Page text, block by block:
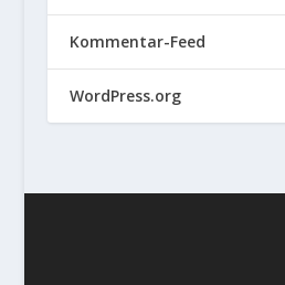
Kommentar-Feed
WordPress.org